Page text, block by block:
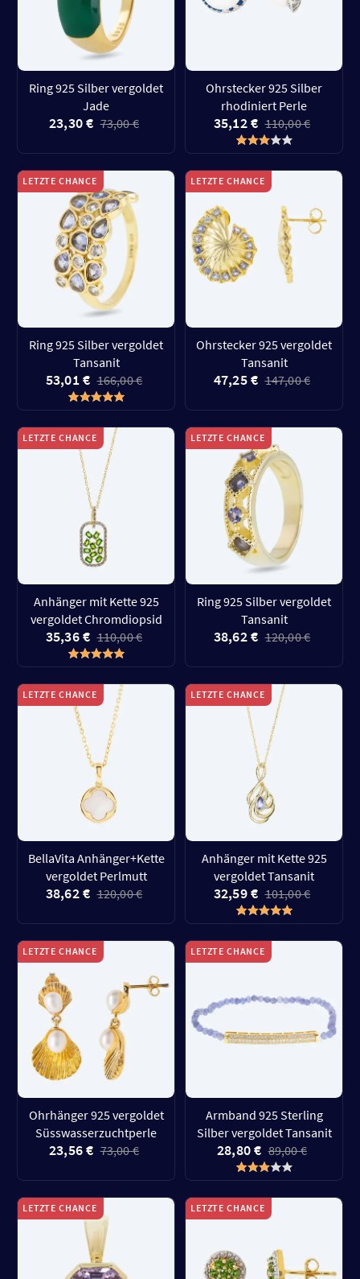
Ring 925 Silber vergoldet
Jade
23,30 € 73,00 €
Ohrstecker 925 Silber
rhodiniert Perle
35,12 € 110,00 €
LETZTE CHANCE
Ring 925 Silber vergoldet
Tansanit
53,01 € 166,00 €
LETZTE CHANCE
Ohrstecker 925 vergoldet
Tansanit
47,25 € 147,00 €
LETZTE CHANCE
Anhänger mit Kette 925
vergoldet Chromdiopsid
35,36 € 110,00 €
LETZTE CHANCE
Ring 925 Silber vergoldet
Tansanit
38,62 € 120,00 €
LETZTE CHANCE
BellaVita Anhänger+Kette
vergoldet Perlmutt
38,62 € 120,00 €
LETZTE CHANCE
Anhänger mit Kette 925
vergoldet Tansanit
32,59 € 101,00 €
LETZTE CHANCE
Ohrhänger 925 vergoldet
Süsswasserzuchtperle
23,56 € 73,00 €
LETZTE CHANCE
Armband 925 Sterling
Silber vergoldet Tansanit
28,80 € 89,00 €
LETZTE CHANCE LETZTE CHANCE